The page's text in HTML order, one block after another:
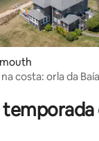
de 5, 3
costa: orla da